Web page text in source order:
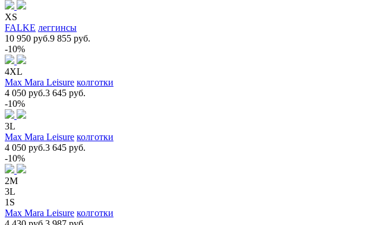
XS
FALKE леггинсы
10 950 руб.9 855 руб.
-10%
4XL
Max Mara Leisure колготки
4 050 руб.3 645 руб.
-10%
3L
Max Mara Leisure колготки
4 050 руб.3 645 руб.
-10%
2M
3L
1S
Max Mara Leisure колготки